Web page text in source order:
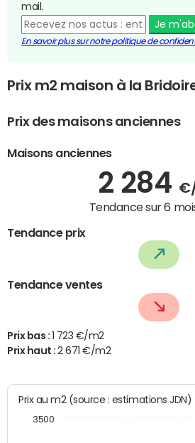
mail.
Je
En savoir plus sur notre politique de
Prix m2 maison à la
Prix des maisons anciennes
Maisons anciennes
2 284
Tendance sur 6
Tendance prix
Tendance ventes
Prix bas :
1 723 €/m2
Prix haut :2 671 €/m2
Prix au m2 (source : estimations JDN)
3500